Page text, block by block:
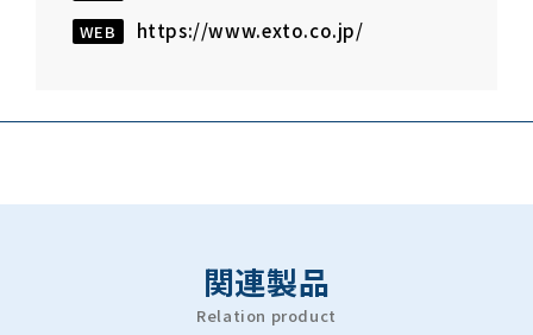
WEB https://www.exto.co.jp/
関連製品
Relation product